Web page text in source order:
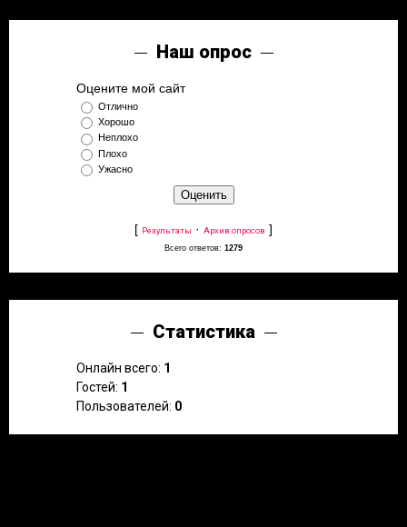
Наш опрос
Оцените мой сайт
Отлично
Хорошо
Неплохо
Плохо
Ужасно
[ Результаты · Архив опросов ]
Всего ответов: 1279
Статистика
Онлайн всего: 1
Гостей: 1
Пользователей: 0